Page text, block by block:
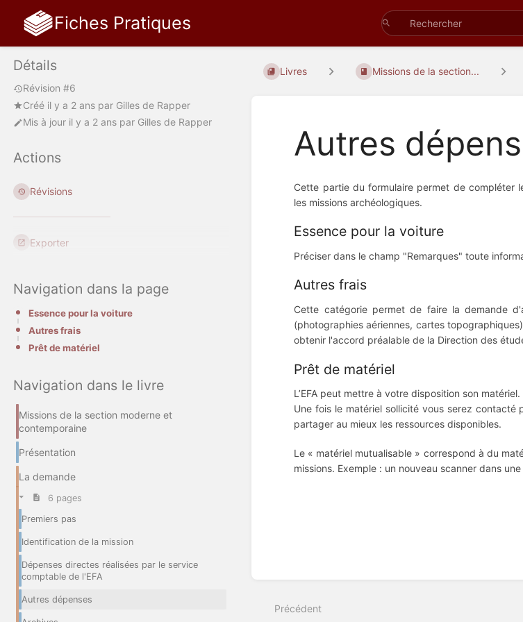
Fiches Pratiques
Détails
Révision #6
Créé il y a 2 ans par Gilles de Rapper
Mis à jour il y a 2 ans par Gilles de Rapper
Actions
Révisions
Exporter
Navigation dans la page
Essence pour la voiture
Autres frais
Prêt de matériel
Navigation dans le livre
Missions de la section moderne et
contemporaine
Présentation
La demande
6 pages
Premiers pas
Identification de la mission
Dépenses directes réalisées par le service
comptable de l'EFA
Autres dépenses
Livres Missions de la section...
Autres
Cette partie du formulaire permet de compléter
les missions archéologiques.
Essence pour la voiture
Préciser dans le champ "Remarques" toute
Autres frais
Cette catégorie permet de faire la demande
(photographies aériennes, cartes
obtenir l'accord préalable de la Direction des
Prêt de matériel
L’EFA peut mettre à votre disposition son
Une fois le matériel sollicité vous serez contacté
partager au mieux les ressources disponibles.
Le « matériel mutualisable » correspond à du
missions. Exemple : un nouveau scanner dans
Précédent